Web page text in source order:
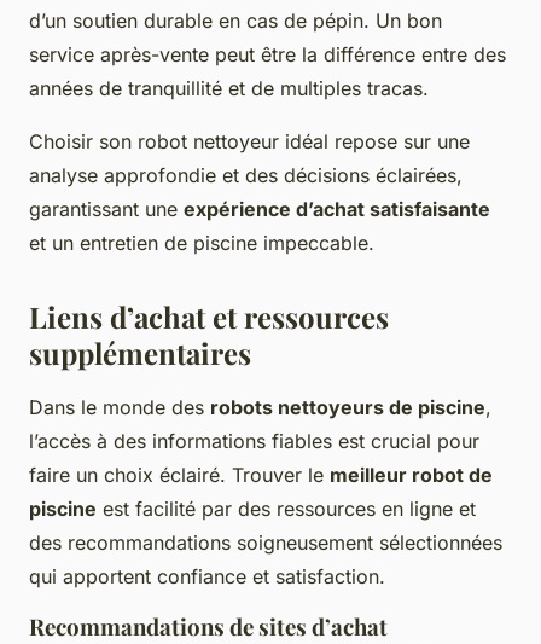
d’un soutien durable en cas de pépin. Un bon
service après-vente peut être la différence entre des
années de tranquillité et de multiples tracas.
Choisir son robot nettoyeur idéal repose sur une
analyse approfondie et des décisions éclairées,
garantissant une expérience d’achat satisfaisante
et un entretien de piscine impeccable.
Liens d’achat et ressources
supplémentaires
Dans le monde des robots nettoyeurs de piscine,
l’accès à des informations fiables est crucial pour
faire un choix éclairé. Trouver le meilleur robot de
piscine est facilité par des ressources en ligne et
des recommandations soigneusement sélectionnées
qui apportent confiance et satisfaction.
Recommandations de sites d’achat